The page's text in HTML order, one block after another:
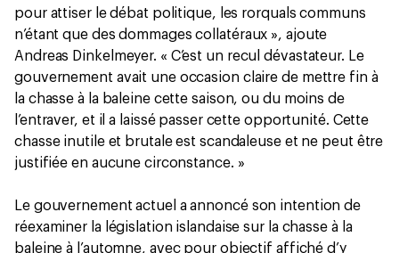
pour attiser le débat politique, les rorquals communs
n’étant que des dommages collatéraux », ajoute
Andreas Dinkelmeyer. « C’est un recul dévastateur. Le
gouvernement avait une occasion claire de mettre fin à
la chasse à la baleine cette saison, ou du moins de
l’entraver, et il a laissé passer cette opportunité. Cette
chasse inutile et brutale est scandaleuse et ne peut être
justifiée en aucune circonstance. »
Le gouvernement actuel a annoncé son intention de
réexaminer la législation islandaise sur la chasse à la
baleine à l’automne, avec pour objectif affiché d’y